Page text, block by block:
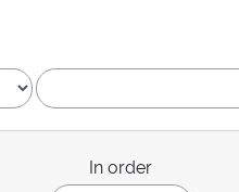
In order